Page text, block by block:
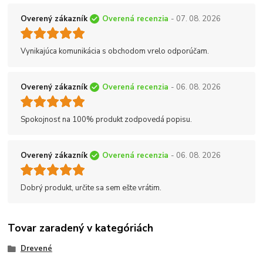
Overený zákazník Overená recenzia - 07. 08. 2026
Vynikajúca komunikácia s obchodom vrelo odporúčam.
Overený zákazník Overená recenzia - 06. 08. 2026
Spokojnosť na 100% produkt zodpovedá popisu.
Overený zákazník Overená recenzia - 06. 08. 2026
Dobrý produkt, určite sa sem ešte vrátim.
Tovar zaradený v kategóriách
Drevené